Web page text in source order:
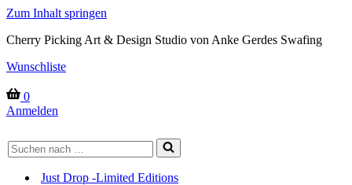
Zum Inhalt springen
Cherry Picking Art & Design Studio von Anke Gerdes Swafing
Wunschliste
Warenkorb
0
Anmelden
Suchen
nach …
Just Drop -Limited Editions